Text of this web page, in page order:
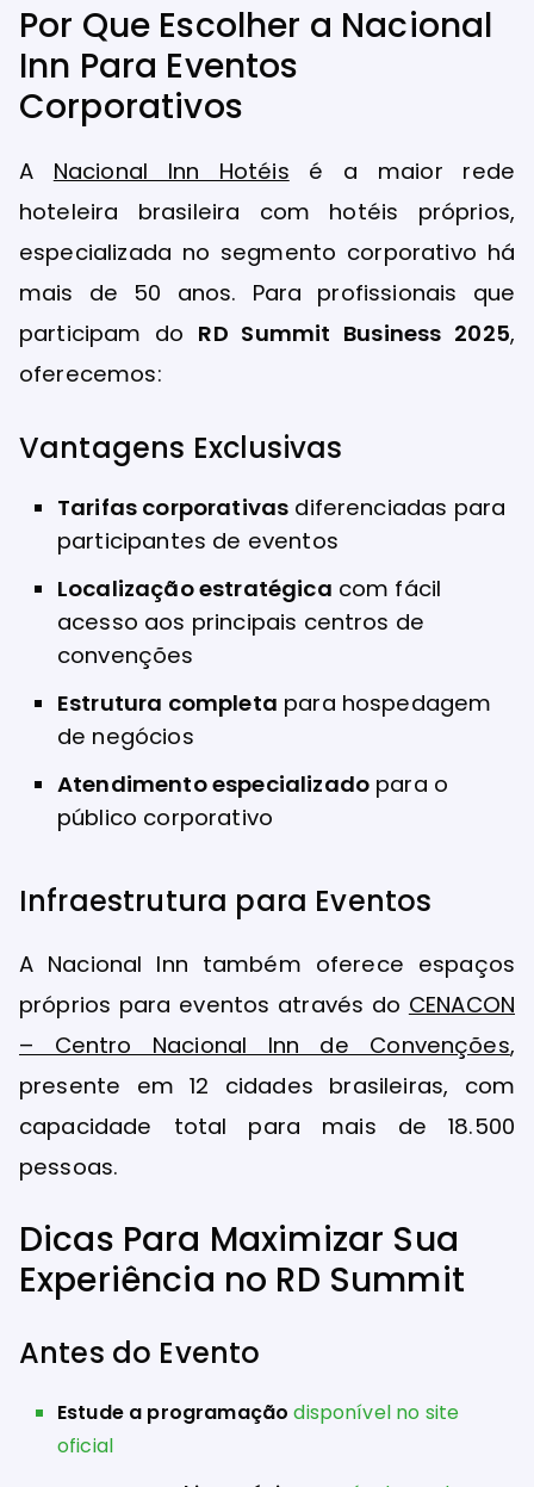
Por Que Escolher a Nacional
Inn Para Eventos
Corporativos
A Nacional Inn Hotéis é a maior rede
hoteleira brasileira com hotéis próprios,
especializada no segmento corporativo há
mais de 50 anos. Para profissionais que
participam do RD Summit Business 2025,
oferecemos:
Vantagens Exclusivas
Tarifas corporativas diferenciadas para
participantes de eventos
Localização estratégica com fácil
acesso aos principais centros de
convenções
Estrutura completa para hospedagem
de negócios
Atendimento especializado para o
público corporativo
Infraestrutura para Eventos
A Nacional Inn também oferece espaços
próprios para eventos através do CENACON
– Centro Nacional Inn de Convenções,
presente em 12 cidades brasileiras, com
capacidade total para mais de 18.500
pessoas.
Dicas Para Maximizar Sua
Experiência no RD Summit
Antes do Evento
Estude a programação disponível no site
oficial